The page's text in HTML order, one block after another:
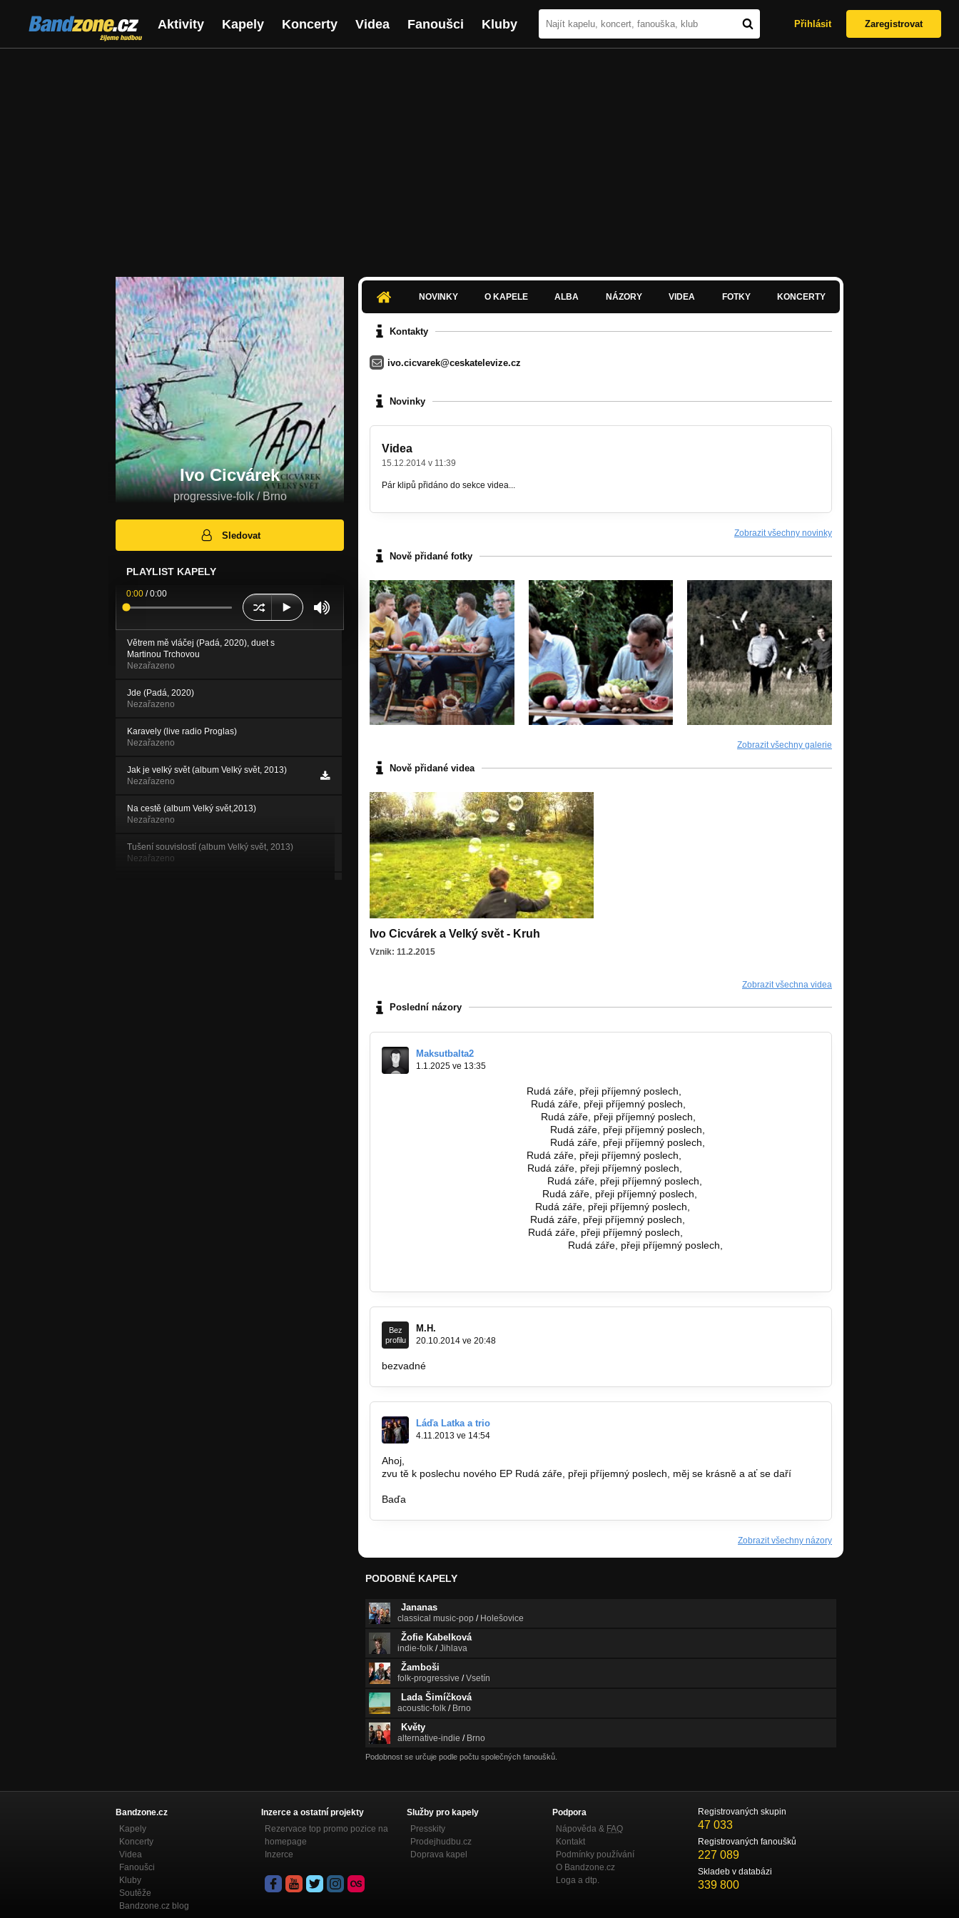
Bandzone.cz
žijeme hudbou
Aktivity Kapely Koncerty Videa Fanoušci Kluby Přihlásit Zaregistrovat
Ivo Cicvárek
progressive-folk / Brno
Sledovat
PLAYLIST KAPELY
0:00 /0:00
Větrem mě vláčej (Padá, 2020), duet s
Martinou Trchovou
Nezařazeno
Jde (Padá, 2020)
Nezařazeno
Karavely (live radio Proglas)
Nezařazeno
Jak je velký svět (album Velký svět, 2013)
Nezařazeno
Na cestě (album Velký svět,2013)
Nezařazeno
Tušení souvislostí (album Velký svět, 2013)
Nezařazeno
NOVINKY O KAPELE ALBA NÁZORY VIDEA FOTKY KONCERTY
Kontakty
ivo.cicvarek@ceskatelevize.cz
Novinky
Videa
15.12.2014 v 11:39
Pár klipů přidáno do sekce videa...
Zobrazit všechny novinky
Nově přidané fotky
Zobrazit všechny galerie
Nově přidané videa
Ivo Cicvárek a Velký svět - Kruh
Vznik: 11.2.2015
Zobrazit všechna videa
Poslední názory
Maksutbalta2
1.1.2025 ve 13:35
Rudá záře, přeji příjemný poslech,
Rudá záře, přeji příjemný poslech,
Rudá záře, přeji příjemný poslech,
Rudá záře, přeji příjemný poslech,
Rudá záře, přeji příjemný poslech,
Rudá záře, přeji příjemný poslech,
Rudá záře, přeji příjemný poslech,
Rudá záře, přeji příjemný poslech,
Rudá záře, přeji příjemný poslech,
Rudá záře, přeji příjemný poslech,
Rudá záře, přeji příjemný poslech,
Rudá záře, přeji příjemný poslech,
Rudá záře, přeji příjemný poslech,
Bez
profilu
M.H.
20.10.2014 ve 20:48
bezvadné
Láďa Latka a trio
4.11.2013 ve 14:54
Ahoj,
zvu tě k poslechu nového EP Rudá záře, přeji příjemný poslech, měj se krásně a ať se daří
Baďa
Zobrazit všechny názory
PODOBNÉ KAPELY
Jananas
classical music-pop / Holešovice
Žofie Kabelková
indie-folk /Jihlava
Žamboši
folk-progressive /Vsetín
Lada Šimíčková
acoustic-folk / Brno
Květy
alternative-indie / Brno
Podobnost se určuje podle počtu společných fanoušků.
Bandzone.cz
Kapely
Koncerty
Videa
Fanoušci
Kluby
Soutěže
Bandzone.cz blog
Inzerce a ostatní projekty
Rezervace top promo pozice na
homepage
Inzerce
Služby pro kapely
Presskity
Prodejhudbu.cz
Doprava kapel
Podpora
Nápověda & FAQ
Kontakt
Podmínky používání
O Bandzone.cz
Loga a dtp.
Registrovaných skupin
47 033
Registrovaných fanoušků
227 089
Skladeb v databázi
339 800